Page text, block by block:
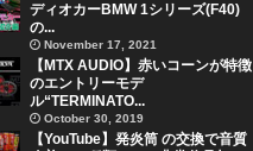
ディオカーBMW 1シリーズ(F40)
の...
November 17, 2021
【MTX AUDIO】赤いコーンが特徴
のエントリーモデ
ル“TERMINATO...
October 30, 2019
【YouTube】発炎筒 の交換で音質